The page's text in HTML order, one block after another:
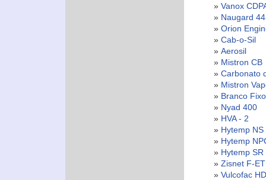
» Vanox
» Naugard
» Orion
» Cab-o-Sil
» Aerosil
» Mistron CB
» Carbonato
» Mistron
» Branco
» Nyad 400
» HVA - 2
» Hytemp NS
» Hytemp
» Hytemp SR
» Zisnet F-ET
» Vulcofac